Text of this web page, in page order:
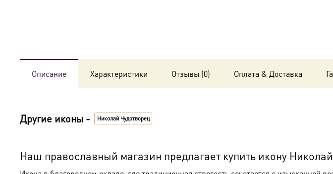
Описание Характеристики Отзывы (0) Оплата & Доставка
Другие иконы - Николай Чудотворец
Наш православный магазин предлагает купить икону